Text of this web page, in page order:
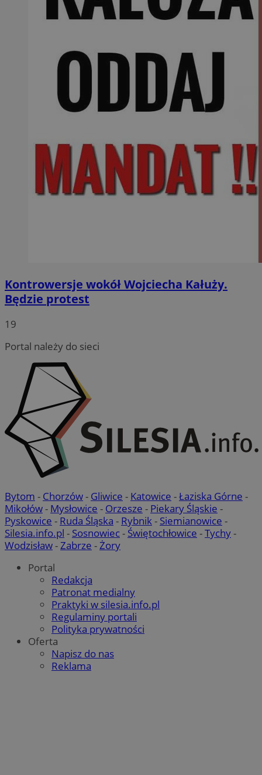
Kontrowersje wokół Wojciecha Kałuży.
Będzie protest
19
Portal należy do sieci
Bytom - Chorzów- Gliwice - Katowice -Łaziska Górne -
Mikołów- Mysłowice - Orzesze - Piekary Śląskie -
Pyskowice - Ruda Śląska - Rybnik- Siemianowice -
Silesia.info.pl - Sosnowiec- Świętochłowice -Tychy-
Wodzisław-Zabrze -Żory
Portal
Redakcja
Patronat medialny
Praktyki w silesia.info.pl
Regulaminy portali
Polityka prywatności
Oferta
Napisz do nas
Reklama